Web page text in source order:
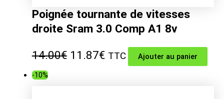
Poignée tournante de vitesses
droite Sram 3.0 Comp A1 8v
14.00€ Le
11.87€Le
TTC Ajouter au panier
-10%